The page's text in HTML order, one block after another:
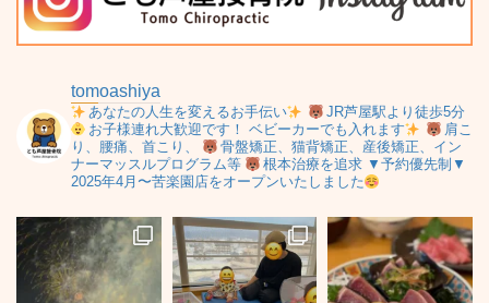
tomoashiya
あなたの人生を変えるお手伝い
JR芦屋駅より徒歩5分
お子様連れ大歓迎です！ ベビーカーでも入れます
肩こ
り、腰痛、首こり、
骨盤矯正、猫背矯正、産後矯正、イン
ナーマッスルプログラム等
根本治療を追求 ▼予約優先制▼
2025年4月〜苦楽園店をオープンいたしました